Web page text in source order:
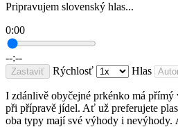
Pripravujem slovenský hlas...
0:00
--:--
Zastaviť Rýchlosť Hlas
I zdánlivě obyčejné prkénko má přímý
při přípravě jídel. Ať už preferujete
oba typy mají své výhody i nevýhody.